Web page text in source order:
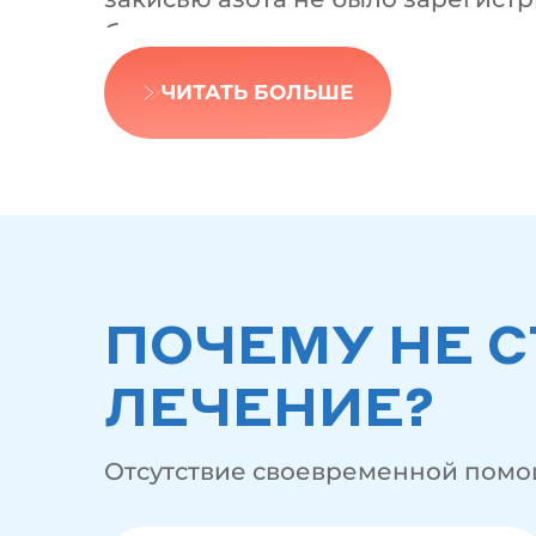
безопасность метода.
Седация не заменяет местную
незаметно для ребёнка. После
ЧИТАТЬ БОЛЬШЕ
ПОЧЕМУ НЕ
ЛЕЧЕНИЕ?
Отсутствие своевременной